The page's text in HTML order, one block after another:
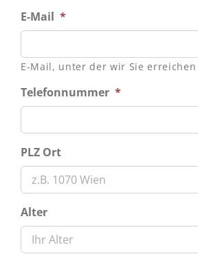
E-Mail *
E-Mail, unter der wir Sie erreichen
Telefonnummer *
PLZ Ort
Alter